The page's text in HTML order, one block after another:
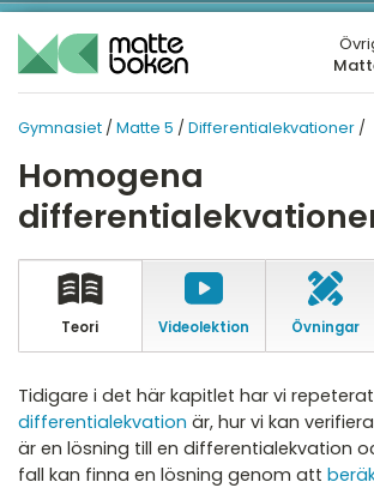
Gymnasiet / Matte 5 / Differentialekvationer /
Homogena
Teori Video­lektion Övningar
Tidigare i det här kapitlet har vi
differentialekvation är, hur vi kan
är en lösning till en differentialekvation
fall kan finna en lösning genom att
Översikt
1
2
5
Mängdlära
Talföljder
MATTE
KUL